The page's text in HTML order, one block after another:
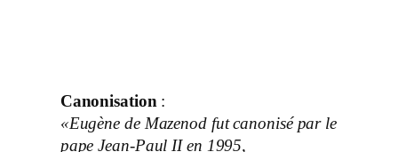
Canonisation :
«Eugène de Mazenod fut canonisé par le
pape Jean-Paul II en 1995,